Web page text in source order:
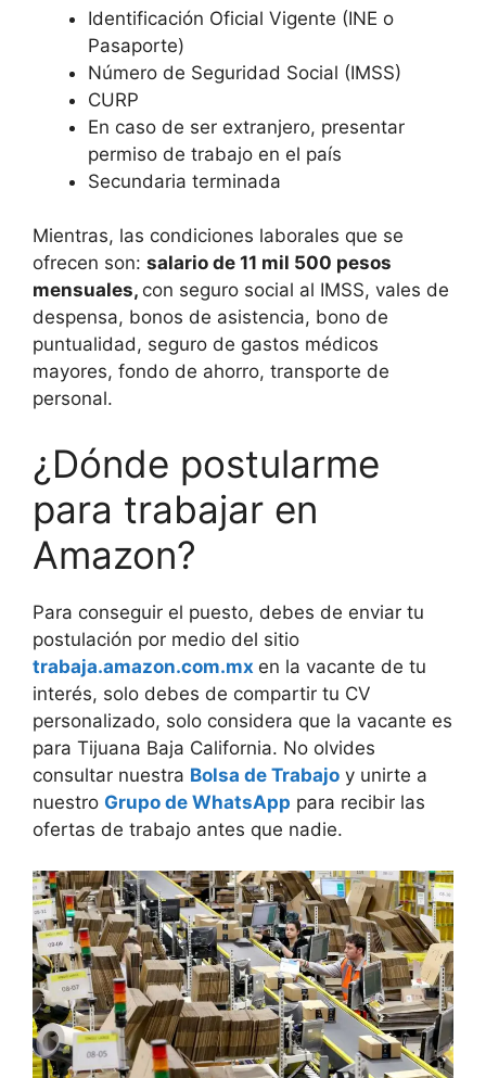
Identificación Oficial Vigente (INE o
Pasaporte)
Número de Seguridad Social (IMSS)
CURP
En caso de ser extranjero, presentar
permiso de trabajo en el país
Secundaria terminada
Mientras, las condiciones laborales que se
ofrecen son: salario de 11 mil 500 pesos
mensuales, con seguro social al IMSS, vales de
despensa, bonos de asistencia, bono de
puntualidad, seguro de gastos médicos
mayores, fondo de ahorro, transporte de
personal.
¿Dónde postularme
para trabajar en
Amazon?
Para conseguir el puesto, debes de enviar tu
postulación por medio del sitio
trabaja.amazon.com.mx en la vacante de tu
interés, solo debes de compartir tu CV
personalizado, solo considera que la vacante es
para Tijuana Baja California. No olvides
consultar nuestra Bolsa de Trabajo y unirte a
nuestro Grupo de WhatsApp para recibir las
ofertas de trabajo antes que nadie.